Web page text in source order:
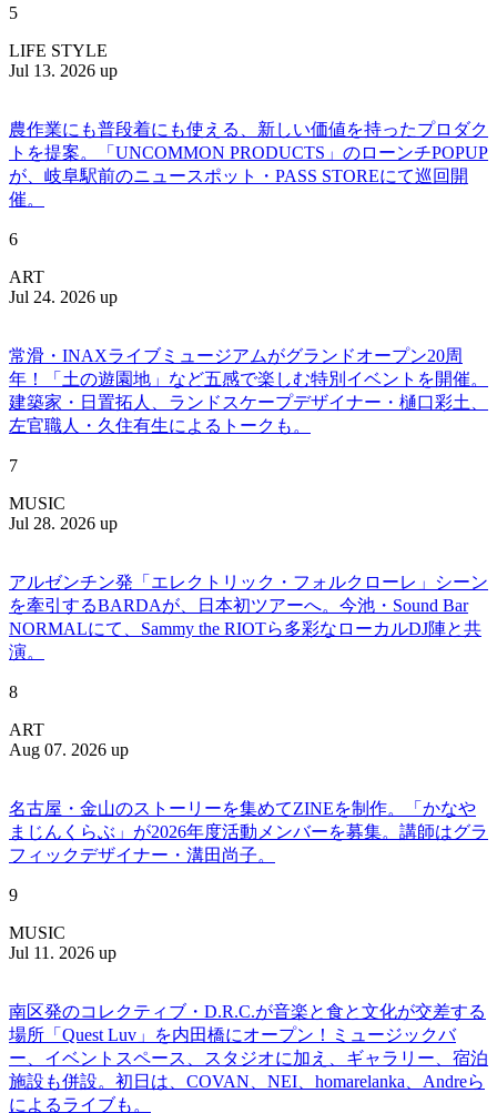
5
LIFE STYLE
Jul 13. 2026 up
農作業にも普段着にも使える、新しい価値を持ったプロダク
トを提案。「UNCOMMON PRODUCTS」のローンチPOPUP
が、岐阜駅前のニュースポット・PASS STOREにて巡回開
催。
6
ART
Jul 24. 2026 up
常滑・INAXライブミュージアムがグランドオープン20周
年！「土の遊園地」など五感で楽しむ特別イベントを開催。
建築家・日置拓人、ランドスケープデザイナー・樋口彩土、
左官職人・久住有生によるトークも。
7
MUSIC
Jul 28. 2026 up
アルゼンチン発「エレクトリック・フォルクローレ」シーン
を牽引するBARDAが、日本初ツアーへ。今池・Sound Bar
NORMALにて、Sammy the RIOTら多彩なローカルDJ陣と共
演。
8
ART
Aug 07. 2026 up
名古屋・金山のストーリーを集めてZINEを制作。「かなや
まじんくらぶ」が2026年度活動メンバーを募集。講師はグラ
フィックデザイナー・溝田尚子。
9
MUSIC
Jul 11. 2026 up
南区発のコレクティブ・D.R.C.が⾳楽と⾷と⽂化が交差する
場所「Quest Luv」を内田橋にオープン！ミュージックバ
ー、イベントスペース、スタジオに加え、ギャラリー、宿泊
施設も併設。初日は、COVAN、NEI、homarelanka、Andreら
によるライブも。